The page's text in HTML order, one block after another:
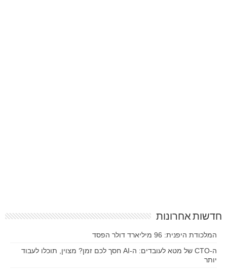
חדשות אחרונות
המלכודת היפנית: 96 מיליארד דולר הפסד
ה-CTO של מטא לעובדים: ה-AI חסך לכם זמן? מצוין, תוכלו לעבוד
יותר